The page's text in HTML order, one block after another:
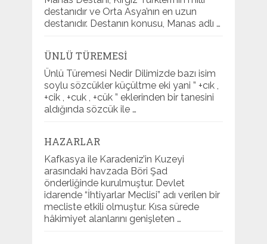
destanıdır ve Orta Asya’nın en uzun
destanıdır. Destanın konusu, Manas adlı …
ÜNLÜ TÜREMESI
Ünlü Türemesi Nedir Dilimizde bazı isim
soylu sözcükler küçültme eki yani ” +cık ,
+cik , +cuk , +cük ” eklerinden bir tanesini
aldığında sözcük ile …
HAZARLAR
Kafkasya ile Karadeniz’in Kuzeyi
arasındaki havzada Böri Şad
önderliğinde kurulmuştur. Devlet
idarende “İhtiyarlar Meclisi” adı verilen bir
mecliste etkili olmuştur. Kısa sürede
hâkimiyet alanlarını genişleten …